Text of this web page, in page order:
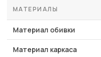
МАТЕРИАЛЫ
Материал обивки
Материал каркаса